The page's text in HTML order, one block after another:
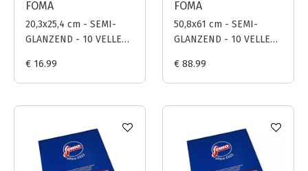
FOMA
20,3x25,4 cm - SEMI-
GLANZEND - 10 VELLEN
(BLAUW)
€ 16.99
FOMA
50,8x61 cm - SEMI-
GLANZEND - 10 VELLEN
(GROEN)
€ 88.99